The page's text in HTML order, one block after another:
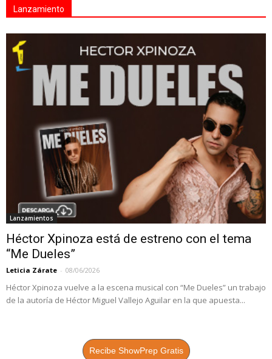
Lanzamiento
Lanzamientos
Héctor Xpinoza está de estreno con el tema
“Me Dueles”
Leticia Zárate - 08/06/2026
Héctor Xpinoza vuelve a la escena musical con “Me Dueles” un trabajo
de la autoría de Héctor Miguel Vallejo Aguilar en la que apuesta...
Recibe ShowPrep Gratis